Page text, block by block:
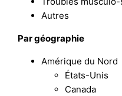
Autres
Pargéographie
Amérique du Nord
États-Unis
Canada